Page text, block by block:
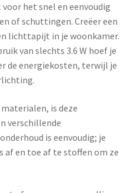
het snel en eenvoudig
of schuttingen. Creëer een
lichttapijt in je woonkamer.
van slechts 3.6 W hoef je
de energiekosten, terwijl je
is deze
verschillende
is eenvoudig; je
af en toe af te stoffen om ze